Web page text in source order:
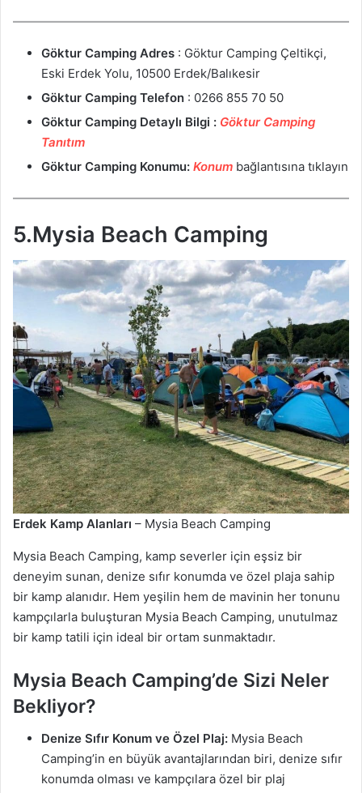
Göktur Camping Adres : Göktur Camping Çeltikçi,
Eski Erdek Yolu, 10500 Erdek/Balıkesir
Göktur Camping Telefon : 0266 855 70 50
Göktur Camping Detaylı Bilgi : Göktur Camping
Tanıtım
Göktur Camping Konumu: Konum bağlantısına tıklayın
5.Mysia Beach Camping
Erdek Kamp Alanları – Mysia Beach Camping
Mysia Beach Camping, kamp severler için eşsiz bir
deneyim sunan, denize sıfır konumda ve özel plaja sahip
bir kamp alanıdır. Hem yeşilin hem de mavinin her tonunu
kampçılarla buluşturan Mysia Beach Camping, unutulmaz
bir kamp tatili için ideal bir ortam sunmaktadır.
Mysia Beach Camping’de Sizi Neler
Bekliyor?
Denize Sıfır Konum ve Özel Plaj: Mysia Beach
Camping’in en büyük avantajlarından biri, denize sıfır
konumda olması ve kampçılara özel bir plaj